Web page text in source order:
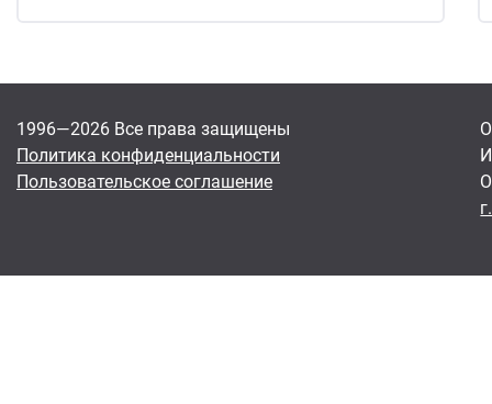
1996—2026 Все права защищены
Политика конфиденциальности
Пользовательское соглашение